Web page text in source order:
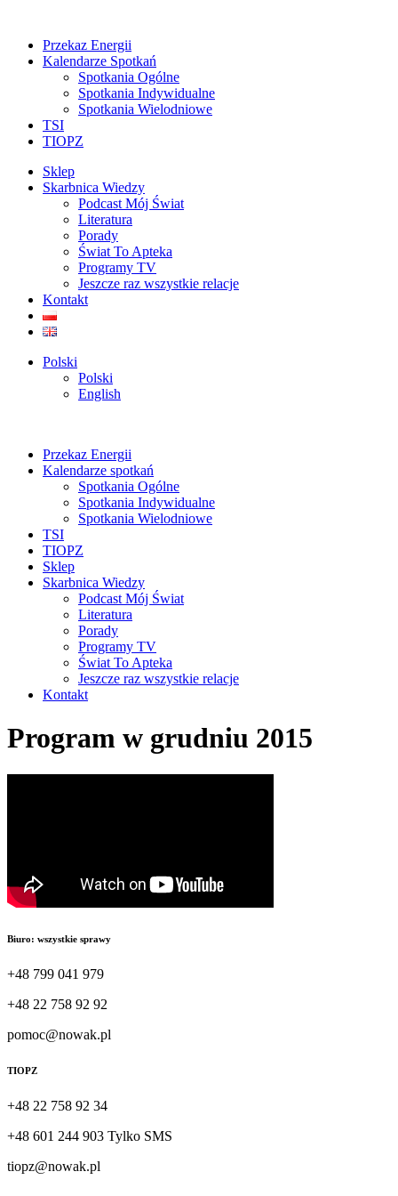
Przekaz Energii
Kalendarze Spotkań
Spotkania Ogólne
Spotkania Indywidualne
Spotkania Wielodniowe
TSI
TIOPZ
Sklep
Skarbnica Wiedzy
Podcast Mój Świat
Literatura
Porady
Świat To Apteka
Programy TV
Jeszcze raz wszystkie relacje
Kontakt
Polski
Polski
English
Przekaz Energii
Kalendarze spotkań
Spotkania Ogólne
Spotkania Indywidualne
Spotkania Wielodniowe
TSI
TIOPZ
Sklep
Skarbnica Wiedzy
Podcast Mój Świat
Literatura
Porady
Programy TV
Świat To Apteka
Jeszcze raz wszystkie relacje
Kontakt
Program w grudniu 2015
Biuro: wszystkie sprawy
+48 799 041 979
+48 22 758 92 92
pomoc@nowak.pl
TIOPZ
+48 22 758 92 34
+48 601 244 903 Tylko SMS
tiopz@nowak.pl